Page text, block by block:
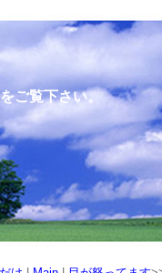
ご覧下さい。